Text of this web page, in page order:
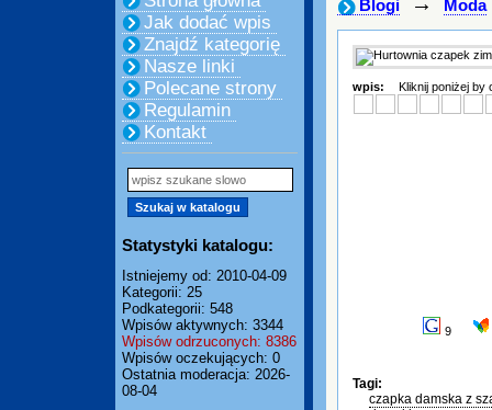
Jak dodać wpis
Znajdź kategorię
Nasze linki
Polecane strony
Regulamin
Kontakt
Statystyki katalogu:
Istniejemy od: 2010-04-09
Kategorii: 25
Podkategorii: 548
Wpisów aktywnych: 3344
Wpisów odrzuconych: 8386
Wpisów oczekujących: 0
Ostatnia moderacja: 2026-
08-04
Blogi Moda
wpis: Kliknij poniżej by
9
Tagi:
czapka damska z